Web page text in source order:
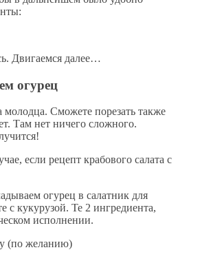
Двигаемся далее…
огурец
Сможете порезать также
Там нет ничего сложного.
огурец в салатник для
с кукурузой. Те 2 ингредиента,
исполнении.